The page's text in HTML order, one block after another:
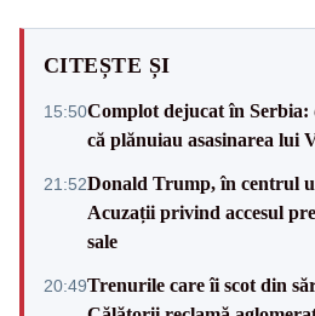
CITEȘTE ȘI
15:50Complot dejucat în Serbia:
că plănuiau asasinarea lui
21:52Donald Trump, în centrul
Acuzații privind accesul
sale
20:49Trenurile care îi scot din